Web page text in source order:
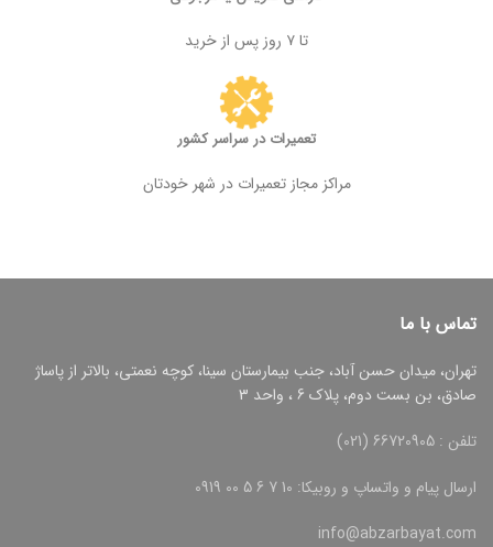
تا ۷ روز پس از خرید
تعمیرات در سراسر کشور
مراکز مجاز تعمیرات در شهر خودتان
تماس با ما
تهران، میدان حسن آباد، جنب بیمارستان سینا، کوچه نعمتی، بالاتر از پاساژ
صادق، بن بست دوم، پلاک 6 ، واحد 3
تلفن : 66720905 (021)
ارسال پیام و واتساپ و روبیکا: 10 7 6 5 00 0919
info@abzarbayat.com